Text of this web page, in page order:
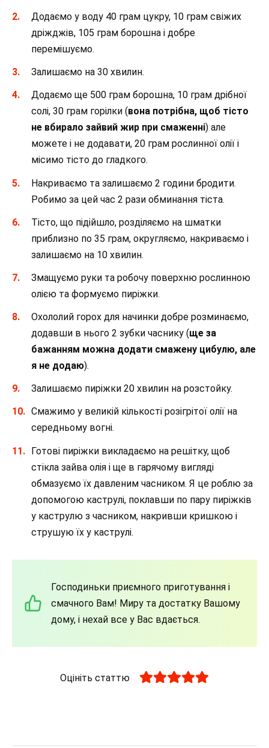
Додаємо у воду 40 грам цукру, 10 грам свіжих
дріжджів, 105 грам борошна і добре
перемішуємо.
Залишаємо на 30 хвилин.
Додаємо ще 500 грам борошна, 10 грам дрібної
солі, 30 грам горілки (вона потрібна, щоб тісто
не вбирало зайвий жир при смаженні) але
можете і не додавати, 20 грам рослинної олії і
місимо тісто до гладкого.
Накриваємо та залишаємо 2 години бродити.
Робимо за цей час 2 рази обминання тіста.
Тісто, що підійшло, розділяємо на шматки
приблизно по 35 грам, округляємо, накриваємо і
залишаємо на 10 хвилин.
Змащуємо руки та робочу поверхню рослинною
олією та формуємо пиріжки.
Охололий горох для начинки добре розминаємо,
додавши в нього 2 зубки часнику (ще за
бажанням можна додати смажену цибулю, але
я не додаю).
Залишаємо пиріжки 20 хвилин на розстойку.
Смажимо у великій кількості розігрітої олії на
середньому вогні.
Готові пиріжки викладаємо на решітку, щоб
стікла зайва олія і ще в гарячому вигляді
обмазуємо їх давленим часником. Я це роблю за
допомогою каструлі, поклавши по пару пиріжків
у каструлю з часником, накривши кришкою і
струшую їх у каструлі.
Господиньки приємного приготування і
смачного Вам! Миру та достатку Вашому
дому, і нехай все у Вас вдається.
Оцініть статтю